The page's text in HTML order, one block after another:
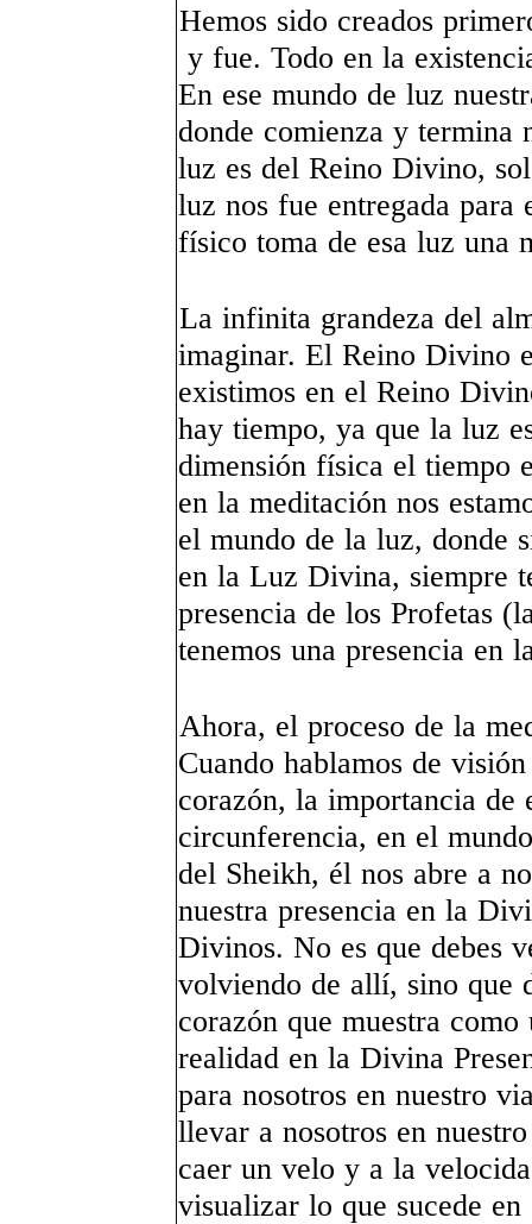
Hemos sido creados
y fue. Todo en la
En ese mundo de luz
donde comienza y termina
luz es del Reino Divino,
luz nos fue entregada
físico toma de esa luz una
La infinita grandeza del
imaginar. El Reino Divino
existimos en el Reino
hay tiempo, ya que la luz
dimensión física el tiempo
en la meditación nos
el mundo de la luz, donde
en la Luz Divina, siempre
presencia de los Profetas
tenemos una presencia en
Ahora, el proceso de la
Cuando hablamos de
corazón, la importancia de
circunferencia, en el
del Sheikh, él nos abre a
nuestra presencia en la
Divinos. No es que debes
volviendo de allí, sino que
corazón que muestra
realidad en la Divina
para nosotros en nuestro
llevar a nosotros en
caer un velo y a la
visualizar lo que sucede